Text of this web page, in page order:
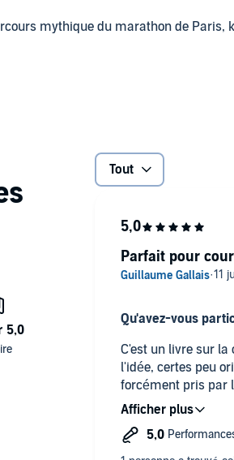
mythique du marathon de Paris,
la bataille de Marathon, un tour
philosophique dans la tête d'un
et des douleurs d'un coureur pas
par Audible et est
Tout
Qu'avez-vous
C'est un livre sur
l'idée, certes peu
forcément pris par
marathons" en
extrêmement bien
Avec quel autre
pourquoi.
Parfait pour